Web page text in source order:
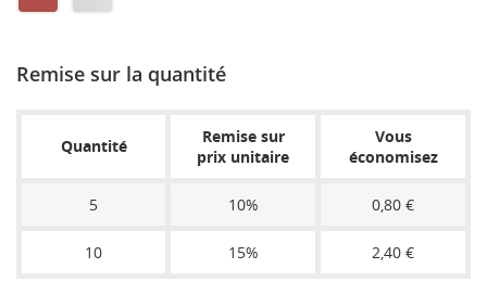
PINK
YELLOW
SIENNACLEAR
Remise sur la quantité
Quantité
Remise sur
prix unitaire
Vous
économisez
5 10% 0,80 €
10 15% 2,40 €